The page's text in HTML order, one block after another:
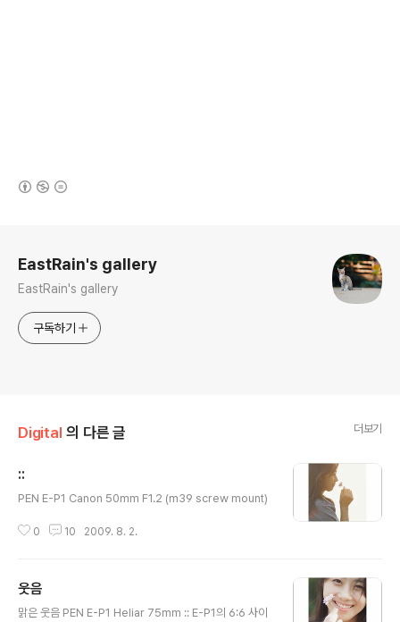
EastRain's gallery
EastRain's gallery
구독하기
Digital 의 다른 글 더보기
::
PEN E-P1 Canon 50mm F1.2 (m39 screw mount)
0 10 2009. 8. 2.
웃음
맑은 웃음 PEN E-P1 Heliar 75mm :: E-P1의 6:6 사이